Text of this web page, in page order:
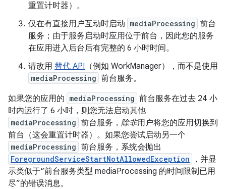
重置计时器）。
仅在有直接用户互动时启动 mediaProcessing 前台
服务；由于服务启动时应用位于前台，因此您的服务
在应用进入后台后有完整的 6 小时时间。
请改用 替代 API （例如 WorkManager），而不是使用
mediaProcessing 前台服务。
如果您的应用的 mediaProcessing 前台服务在过去 24 小
时内运行了 6 小时，则您无法启动其他
mediaProcessing 前台服务， 除非用户将您的应用切换到
前台（这会重置计时器）。如果您尝试启动另一个
mediaProcessing 前台服务，系统会抛出
ForegroundServiceStartNotAllowedException
，并显
示类似于“前台服务类型 mediaProcessing 的时间限制已用
尽”的错误消息。